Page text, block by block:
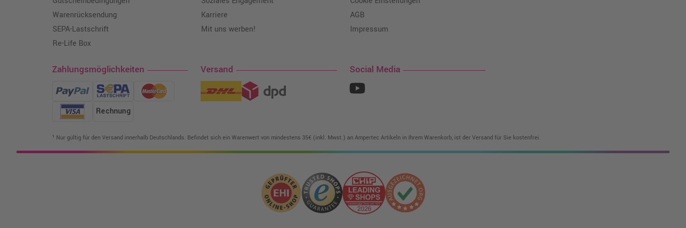
Warenrücksendung
SEPA-Lastschrift
Re-Life Box
Karriere
Mit uns werben!
AGB
Impressum
Zahlungsmöglichkeiten
Rechnung
Versand Social Media
¹ Nur gültig für den Versand innerhalb Deutschlands. Befindet sich ein Warenwert von mindestens 35€ (inkl. Mwst.) an Ampertec Artikeln in Ihrem Warenkorb, ist der Versand für Sie kostenfrei.